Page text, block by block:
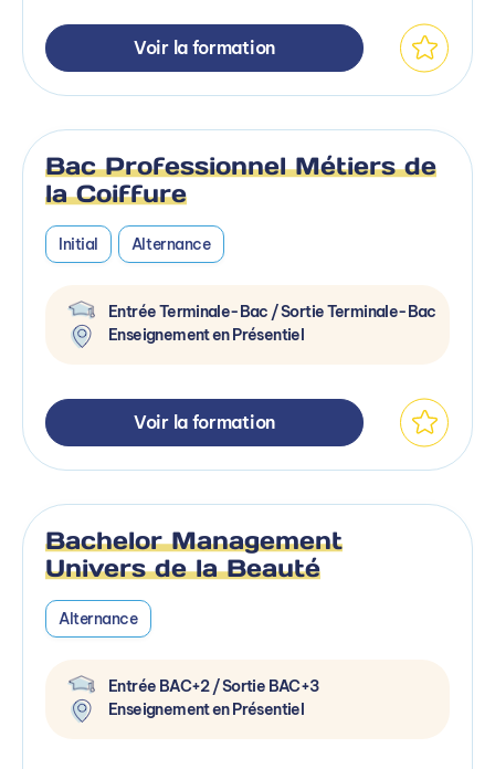
Voir la formation
Bac Professionnel Métiers de
la Coiffure
Initial Alternance
Entrée Terminale-Bac / Sortie Terminale-Bac
Enseignement en Présentiel
Voir la formation
Bachelor Management
Univers de la Beauté
Alternance
Entrée BAC+2 / Sortie BAC+3
Enseignement en Présentiel